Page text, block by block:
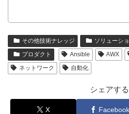
その他技術ナレッジ ソリューシ
プロダクト
Ansible AWX
ネットワーク
自動化
シェアする
X Facebook